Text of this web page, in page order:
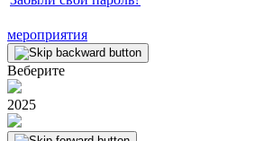
мероприятия
Веберите
2025